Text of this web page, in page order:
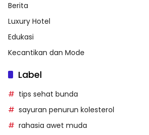
Berita
Luxury Hotel
Edukasi
Kecantikan dan Mode
Label
tips sehat bunda
sayuran penurun kolesterol
rahasia awet muda